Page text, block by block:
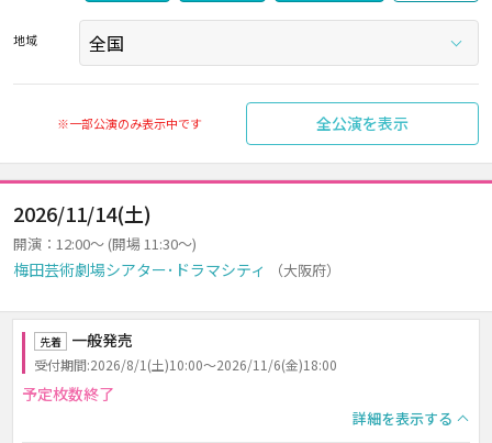
地域
※一部公演のみ表示中です 全公演を表示
2026/11/14(土)
開演：12:00～ (開場 11:30～)
梅田芸術劇場シアター･ドラマシティ （大阪府）
先着 一般発売
受付期間:2026/8/1(土)10:00～2026/11/6(金)18:00
予定枚数終了
詳細を表示する